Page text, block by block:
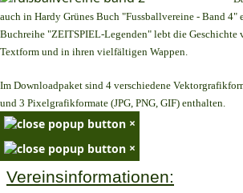
auch in Hardy Grünes Buch "Fussballvereine - Band
Buchreihe "ZEITSPIEL-Legenden" lebt die Geschichte
Textform und in ihren vielfältigen Wappen.
Im Downloadpaket sind 4 verschiedene
und 3 Pixelgrafikformate (JPG, PNG, GIF) enthalten.
×
×
Vereinsinformationen: